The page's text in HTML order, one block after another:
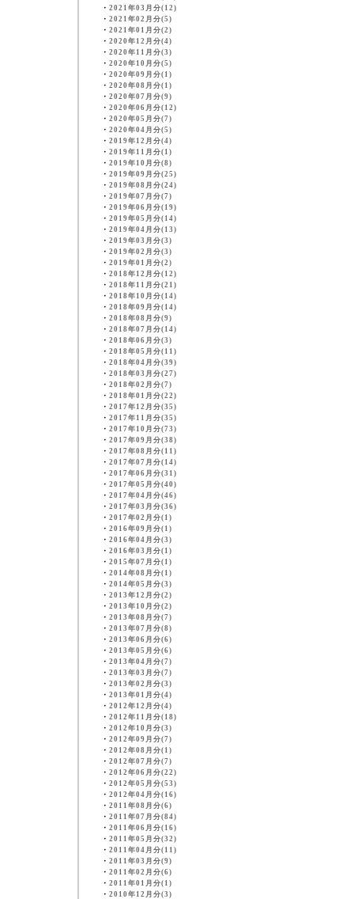
・ 2021年03月分(12)
・ 2021年02月分(5)
・ 2021年01月分(2)
・ 2020年12月分(4)
・ 2020年11月分(3)
・ 2020年10月分(5)
・ 2020年09月分(1)
・ 2020年08月分(1)
・ 2020年07月分(9)
・ 2020年06月分(12)
・ 2020年05月分(7)
・ 2020年04月分(5)
・ 2019年12月分(4)
・ 2019年11月分(1)
・ 2019年10月分(8)
・ 2019年09月分(25)
・ 2019年08月分(24)
・ 2019年07月分(7)
・ 2019年06月分(19)
・ 2019年05月分(14)
・ 2019年04月分(13)
・ 2019年03月分(3)
・ 2019年02月分(3)
・ 2019年01月分(2)
・ 2018年12月分(12)
・ 2018年11月分(21)
・ 2018年10月分(14)
・ 2018年09月分(14)
・ 2018年08月分(9)
・ 2018年07月分(14)
・ 2018年06月分(3)
・ 2018年05月分(11)
・ 2018年04月分(39)
・ 2018年03月分(27)
・ 2018年02月分(7)
・ 2018年01月分(22)
・ 2017年12月分(35)
・ 2017年11月分(35)
・ 2017年10月分(73)
・ 2017年09月分(38)
・ 2017年08月分(11)
・ 2017年07月分(14)
・ 2017年06月分(31)
・ 2017年05月分(40)
・ 2017年04月分(46)
・ 2017年03月分(36)
・ 2017年02月分(1)
・ 2016年09月分(1)
・ 2016年04月分(3)
・ 2016年03月分(1)
・ 2015年07月分(1)
・ 2014年08月分(1)
・ 2014年05月分(3)
・ 2013年12月分(2)
・ 2013年10月分(2)
・ 2013年08月分(7)
・ 2013年07月分(8)
・ 2013年06月分(6)
・ 2013年05月分(6)
・ 2013年04月分(7)
・ 2013年03月分(7)
・ 2013年02月分(3)
・ 2013年01月分(4)
・ 2012年12月分(4)
・ 2012年11月分(18)
・ 2012年10月分(3)
・ 2012年09月分(7)
・ 2012年08月分(1)
・ 2012年07月分(7)
・ 2012年06月分(22)
・ 2012年05月分(53)
・ 2012年04月分(16)
・ 2011年08月分(6)
・ 2011年07月分(84)
・ 2011年06月分(16)
・ 2011年05月分(32)
・ 2011年04月分(11)
・ 2011年03月分(9)
・ 2011年02月分(6)
・ 2011年01月分(1)
・ 2010年12月分(3)